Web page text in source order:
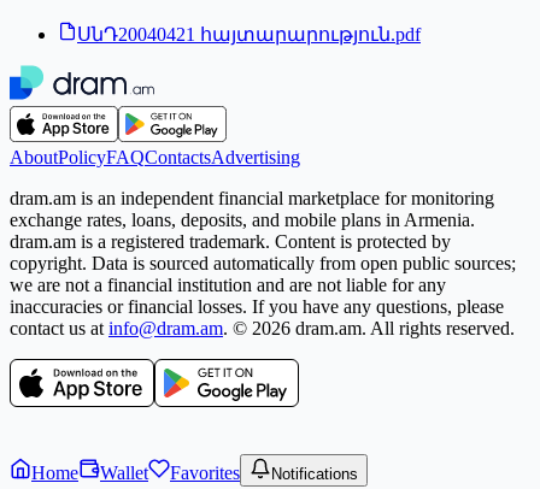
ՍնԴ20040421 հայտարարություն.pdf
AboutPolicyFAQContactsAdvertising
dram.am is an independent financial marketplace for monitoring
exchange rates, loans, deposits, and mobile plans in Armenia.
dram.am is a registered trademark. Content is protected by
copyright. Data is sourced automatically from open public sources;
we are not a financial institution and are not liable for any
inaccuracies or financial losses. If you have any questions, please
contact us at info@dram.am. © 2026 dram.am. All rights reserved.
Home Wallet Favorites Notifications